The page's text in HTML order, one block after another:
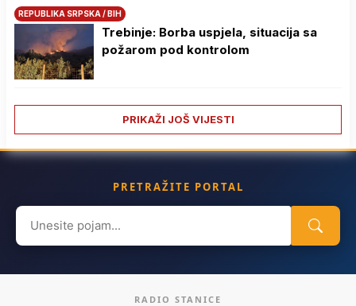
REPUBLIKA SRPSKA / BIH
Trebinje: Borba uspjela, situacija sa
požarom pod kontrolom
PRIKAŽI JOŠ VIJESTI
PRETRAŽITE PORTAL
Search
for:
RADIO STANICE